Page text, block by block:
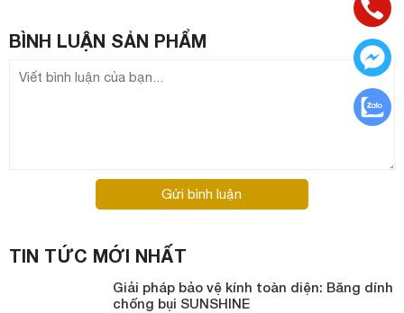
BÌNH LUẬN SẢN PHẨM
Gửi bình luận
TIN TỨC MỚI NHẤT
Giải pháp bảo vệ kính toàn diện: Băng dính
chống bụi SUNSHINE